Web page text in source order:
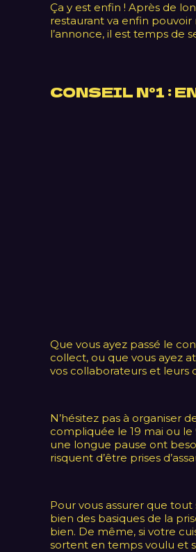
Ça y est enfin ! Après de
restaurant va enfin pouvoir
l’annonce, il est temps de
CONSEIL N°1 :
Que vous ayez passé le
collect, ou que vous ayez
vos collaborateurs et leurs
N’hésitez pas à organiser
compliquée le 19 mai ou
une longue pause ont
risquent d’être prises
Pour vous assurer que
bien des basiques de la
bien. De même, si votre
sortent en temps voulu et